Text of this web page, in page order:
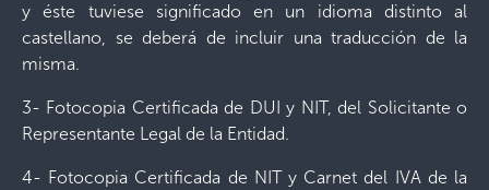
y éste tuviese significado en un idioma distinto al
castellano, se deberá de incluir una traducción de la
misma.
3- Fotocopia Certificada de DUI y NIT, del Solicitante o
Representante Legal de la Entidad.
4- Fotocopia Certificada de NIT y Carnet del IVA de la